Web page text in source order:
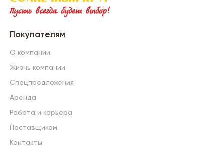
Покупателям
О компании
Жизнь компании
Спецпредложения
Аренда
Работа и карьера
Поставщикам
Контакты